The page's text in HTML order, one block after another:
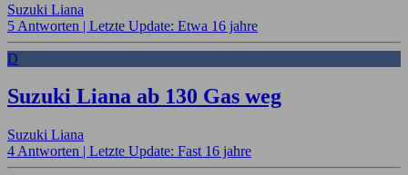
Suzuki Liana
5 Antworten | Letzte Update: Etwa 16 jahre
D
Suzuki Liana ab 130 Gas weg
Suzuki Liana
4 Antworten | Letzte Update: Fast 16 jahre